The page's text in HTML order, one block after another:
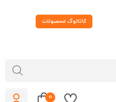
کاتالوگ محصولات